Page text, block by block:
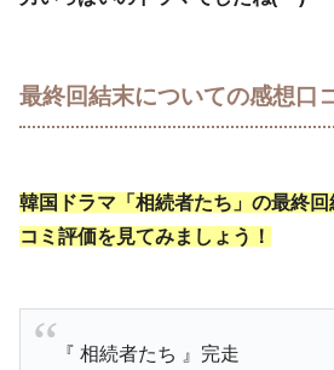
最終回結末についての感想口
韓国ドラマ「相続者たち」の最終回
コミ評価を見てみましょう！
『 相続者たち 』完走